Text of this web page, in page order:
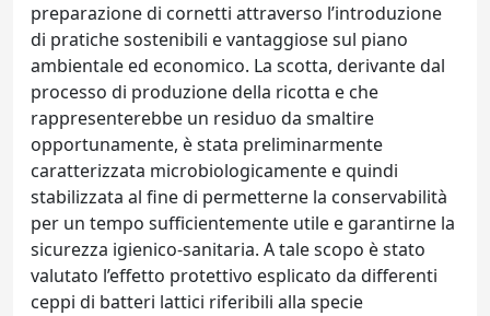
preparazione di cornetti attraverso l’introduzione
di pratiche sostenibili e vantaggiose sul piano
ambientale ed economico. La scotta, derivante dal
processo di produzione della ricotta e che
rappresenterebbe un residuo da smaltire
opportunamente, è stata preliminarmente
caratterizzata microbiologicamente e quindi
stabilizzata al fine di permetterne la conservabilità
per un tempo sufficientemente utile e garantirne la
sicurezza igienico-sanitaria. A tale scopo è stato
valutato l’effetto protettivo esplicato da differenti
ceppi di batteri lattici riferibili alla specie